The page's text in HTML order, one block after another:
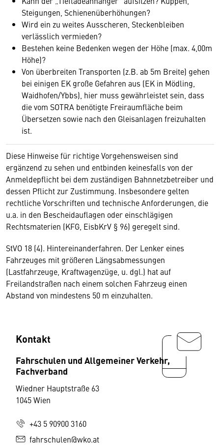
Steigungen, Schienenüberhöhungen?
Wird ein zu weites Ausscheren, Steckenbleiben
verlässlich vermieden?
Bestehen keine Bedenken wegen der Höhe (max. 4,00m
Höhe)?
Von überbreiten Transporten (z.B. ab 5m Breite) gehen
bei einigen EK große Gefahren aus (EK in Mödling,
Waidhofen/Ybbs), hier muss gewährleistet sein, dass
die vom SOTRA benötigte Freiraumfläche beim
Übersetzen sowie nach den Gleisanlagen freizuhalten
ist.
Diese Hinweise für richtige Vorgehensweisen sind
ergänzend zu sehen und entbinden keinesfalls von der
Anmeldepflicht bei dem zuständigen Bahnnetzbetreiber und
dessen Pflicht zur Zustimmung. Insbesondere gelten
rechtliche Vorschriften und technische Anforderungen, die
u.a. in den Bescheidauflagen oder einschlägigen
Rechtsmaterien (KFG, EisbKrV § 96) geregelt sind.
StVO 18 (4). Hintereinanderfahren. Der Lenker eines
Fahrzeuges mit größeren Längsabmessungen
(Lastfahrzeuge, Kraftwagenzüge, u. dgl.) hat auf
Freilandstraßen nach einem solchen Fahrzeug einen
Abstand von mindestens 50 m einzuhalten.
Kontakt
Fahrschulen und Allgemeiner Verkehr,
Fachverband
Wiedner Hauptstraße 63
1045 Wien
+43 5 90900 3160
fahrschulen@wko.at